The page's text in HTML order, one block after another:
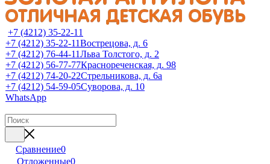
+7 (4212) 35-22-11
+7 (4212) 35-22-11Вострецова, д. 6
+7 (4212) 76-44-11Льва Толстого, д. 2
+7 (4212) 56-77-77Краснореченская, д. 98
+7 (4212) 74-20-22Стрельникова, д. 6а
+7 (4212) 54-59-05Суворова, д. 10
WhatsApp
Сравнение0
Отложенные0